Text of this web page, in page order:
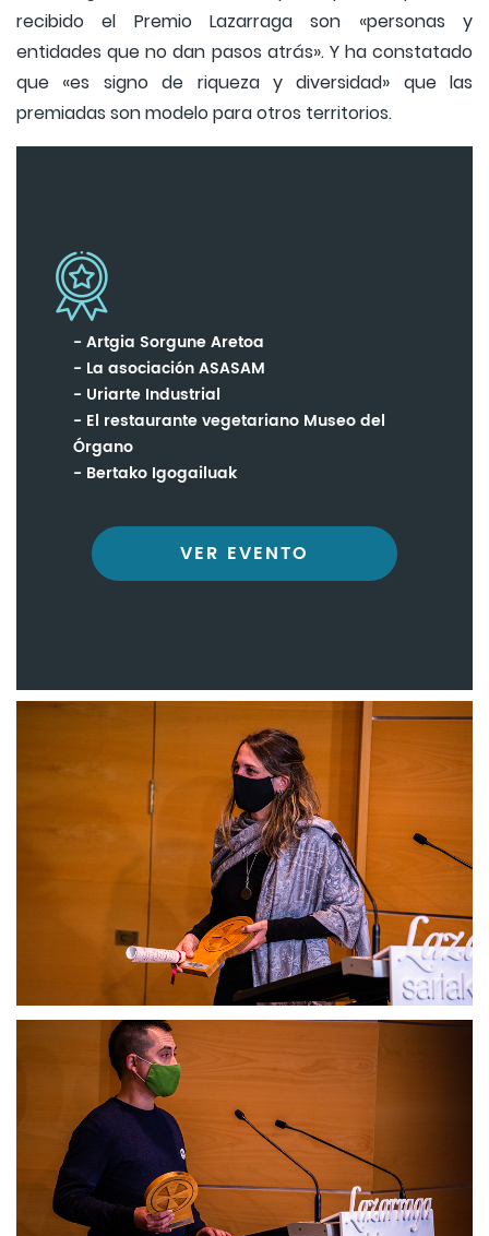
recibido el Premio Lazarraga son «personas y
entidades que no dan pasos atrás». Y ha constatado
que «es signo de riqueza y diversidad» que las
premiadas son modelo para otros territorios.
Artgia Sorgune Aretoa
La asociación ASASAM
Uriarte Industrial
El restaurante vegetariano Museo del
Órgano
Bertako Igogailuak
VER EVENTO